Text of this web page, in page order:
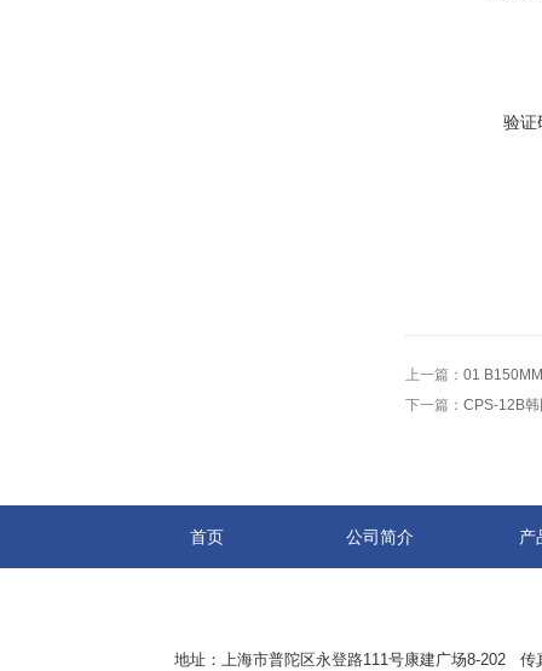
验证
上一篇： 01
下一篇： CPS-12B
首页 公司简介 产
地址：上海市普陀区永登路111号康建广场8-202